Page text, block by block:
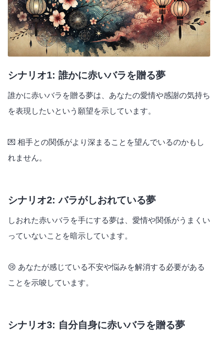
シナリオ1: 誰かに赤いバラを贈る夢
誰かに赤いバラを贈る夢は、あなたの愛情や感謝の気持ち
を表現したいという願望を示しています。
💌 相手との関係がより深まることを望んでいるのかもし
れません。
シナリオ2: バラがしおれている夢
しおれた赤いバラを手にする夢は、愛情や関係がうまくい
っていないことを暗示しています。
😢 あなたが感じている不安や悩みを解消する必要がある
ことを示唆しています。
シナリオ3: 自分自身に赤いバラを贈る夢